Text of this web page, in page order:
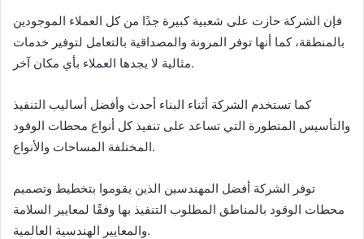
فإن الشركة حازت على شعبية كبيرة جدًا من كل العملاء الموجودين
بالمنطقة، كما أنها توفر المرونة والمصداقية بالتعامل لتوفير خدمات
مثالية لا يجدها العملاء بأي مكان آخر.
كما تستخدم الشركة أثناء البناء أحدث وأفضل أساليب التنفيذ
والتأسيس المتطورة التي تساعد على تنفيذ كل أنواع محطات الوقود
المختلفة المساحات والأنواع.
توفر الشركة أفضل المهندسين الذين يقوموا بتخطيط وتصميم
محطات الوقود بالمناطق المطلوب التنفيذ بها وفقًا لمعايير السلامة
والمعايير الهندسية العالمية.